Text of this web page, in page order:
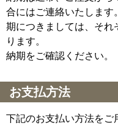
合にはご連絡いたします
期につきましては、それ
ります。
納期をご確認ください。
お支払方法
下記のお支払い方法をご